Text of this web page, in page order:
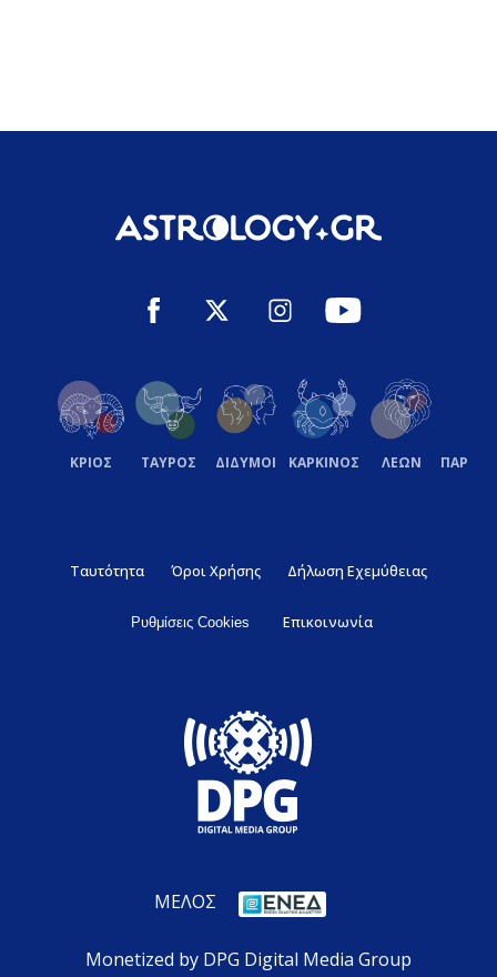
ΚΡΙΟΣ ΤΑΥΡΟΣ ΔΙΔΥΜΟΙ ΚΑΡΚΙΝΟΣ ΛΕΩΝ
Ταυτότητα Όροι Χρήσης Δήλωση Εχεμύθειας
Ρυθμίσεις Cookies Επικοινωνία
ΜΕΛΟΣ
Monetized by DPG Digital Media Group